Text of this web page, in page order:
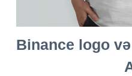
Binance logo və